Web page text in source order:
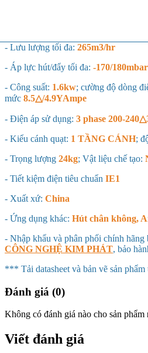
- Lưu lượng tối đa: 265m3/hr
- Áp lực hút/đẩy tối đa: -170/180mbar
- Công suất: 1.6kw; cường độ dòng
mức 8.5△/4.9YAmpe
- Điện áp sử dụng: 3 phase 200-
- Kiểu cánh quạt: 1 TẦNG CÁNH;
- Trọng lượng 24kg; Vật liệu chế tạo:
- Tiết kiệm điện tiêu chuẩn IE1
- Xuất xứ: China
- Ứng dụng khác: Hút chân không,
- Nhập khẩu và phân phối chính hãng
CÔNG NGHỆ KIM PHÁT, bảo
*** Tải datasheet và bản vẽ sản phẩm
Đánh giá (0)
Không có đánh giá nào cho sản phẩm
Viết đánh giá